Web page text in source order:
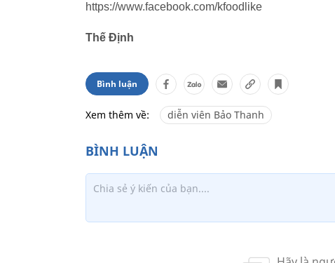
https://www.facebook.com/kfoodlike
Thế Định
Bình luận
Xem thêm về: diễn viên Bảo Thanh